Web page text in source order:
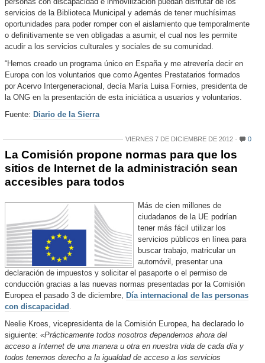
personas con discapacidad e inmovilización puedan disfrutar de los
servicios de la Biblioteca Municipal y además de tener muchísimas
oportunidades para poder romper con el aislamiento que temporalmente
o definitivamente se ven obligadas a asumir, el cual nos les permite
acudir a los servicios culturales y sociales de su comunidad.
“Hemos creado un programa único en España y me atrevería decir en
Europa con los voluntarios que como Agentes Prestatarios formados
por Acervo Intergeneracional, decía María Luisa Fornies, presidenta de
la ONG en la presentación de esta iniciática a usuarios y voluntarios.
Fuente: Diario de la Sierra
VIERNES 7 DE DICIEMBRE DE 2012 0
La Comisión propone normas para que los
sitios de Internet de la administración sean
accesibles para todos
Más de cien millones de
ciudadanos de la UE podrían
tener más fácil utilizar los
servicios públicos en línea para
buscar trabajo, matricular un
automóvil, presentar una
declaración de impuestos y solicitar el pasaporte o el permiso de
conducción gracias a las nuevas normas presentadas por la Comisión
Europea el pasado 3 de diciembre, Día internacional de las personas
con discapacidad .
Neelie Kroes, vicepresidenta de la Comisión Europea, ha declarado lo
siguiente: «Prácticamente todos nosotros dependemos ahora del
acceso a Internet de una manera u otra en nuestra vida de cada día y
todos tenemos derecho a la igualdad de acceso a los servicios